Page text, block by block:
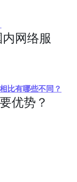
网络服
比有哪些不同？
优势？